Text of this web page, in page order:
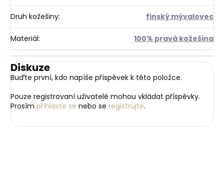
Druh kožešiny: finský mývalovec
Materiál: 100% pravá kožešina
Diskuze
Buďte první, kdo napíše příspěvek k této položce.
Pouze registrovaní uživatelé mohou vkládat příspěvky.
Prosím přihlaste se nebo se registrujte.